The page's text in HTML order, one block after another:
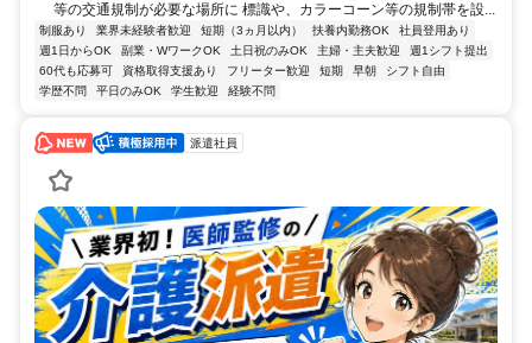
等の交通規制が必要な場所に 標識や、カラーコーン等の規制帯を設...
制服あり 業界未経験者歓迎 短期（3ヵ月以内） 扶養内勤務OK
社員登用あり
週1日からOK
副業・WワークOK 土日祝のみOK 主婦・主夫歓迎
週1シフト提出
60代も応募可
資格取得支援あり フリーター歓迎 短期 早朝
シフト自由
学歴不問
平日のみOK 学生歓迎 経験不問
派遣社員